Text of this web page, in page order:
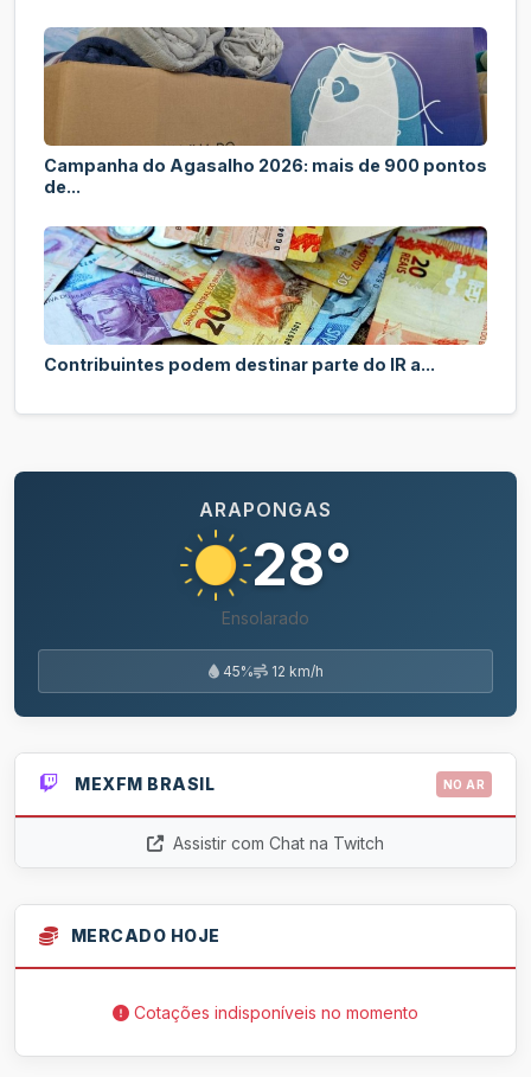
Campanha do Agasalho 2026: mais de 900 pontos
de...
Contribuintes podem destinar parte do IR a...
ARAPONGAS
28°
Ensolarado
45% 12 km/h
MEXFM BRASIL NO AR
Assistir com Chat na Twitch
MERCADO HOJE
Cotações indisponíveis no momento